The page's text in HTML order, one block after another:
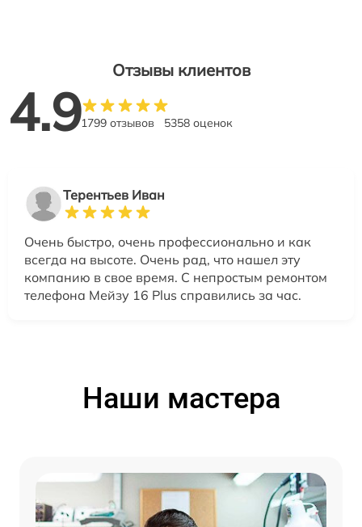
Отзывы клиентов
4.91799 отзывов 5358 оценок
Терентьев Иван
Очень быстро, очень профессионально и как
всегда на высоте. Очень рад, что нашел эту
компанию в свое время. С непростым ремонтом
телефона Мейзу 16 Plus справились за час.
Наши мастера